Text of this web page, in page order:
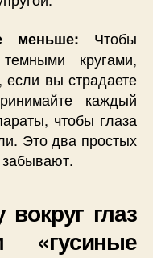
меньше: Чтобы
кругами,
если вы страдаете
каждый
чтобы глаза
Это два простых
глаз
«гусиные